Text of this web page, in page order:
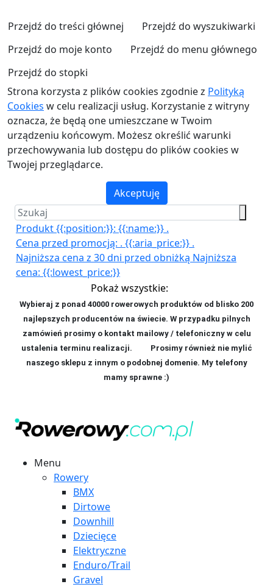
Przejdź do treści głównej
Przejdź do wyszukiwarki
Przejdź do moje konto
Przejdź do menu głównego
Przejdź do stopki
Strona korzysta z plików cookies zgodnie z Polityką
Cookies w celu realizacji usług. Korzystanie z witryny
oznacza, że będą one umieszczane w Twoim
urządzeniu końcowym. Możesz określić warunki
przechowywania lub dostępu do plików cookies w
Twojej przeglądarce.
Akceptuję
Produkt {{:position:}}: {{:name:}} .
Cena przed promocją: . {{:aria_price:}} .
Najniższa cena z 30 dni przed obniżką Najniższa
cena: {{:lowest_price:}}
Pokaż wszystkie:
Wybieraj z ponad 40000 rowerowych produktów od blisko 200
najlepszych producentów na świecie. W przypadku pilnych
zamówień prosimy o kontakt mailowy / telefoniczny w celu
ustalenia terminu realizacji. Prosimy również nie mylić
naszego sklepu z innym o podobnej domenie. My telefony
mamy sprawne :)
Menu
Rowery
BMX
Dirtowe
Downhill
Dziecięce
Elektryczne
Enduro/Trail
Gravel